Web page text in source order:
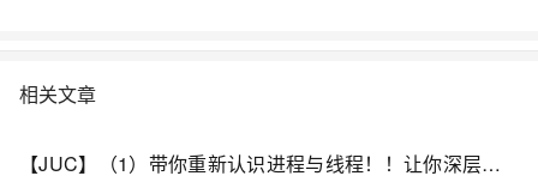
相关文章
【JUC】（1）带你重新认识进程与线程！！让你深层次了解线程运行的睡眠与打断！！